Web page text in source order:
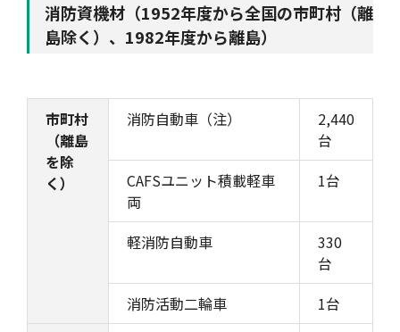
消防資機材（1952年度から全国の市町村（離
島除く）、1982年度から離島）
市町村
（離島
を除
く）
消防自動車（注）
2,440
台
CAFSユニット積載軽車
両
1台
軽消防自動車
330
台
消防活動二輪車
1台